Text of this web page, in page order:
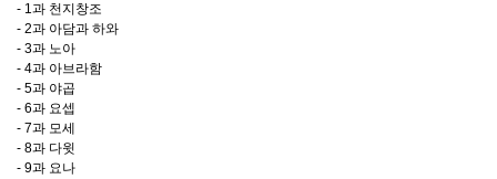
- 1과 천지창조
- 2과 아담과 하와
- 3과 노아
- 4과 아브라함
- 5과 야곱
- 6과 요셉
- 7과 모세
- 8과 다윗
- 9과 요나